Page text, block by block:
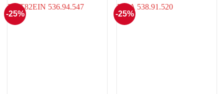
HD-V80A 538.91.720
-25% -25%